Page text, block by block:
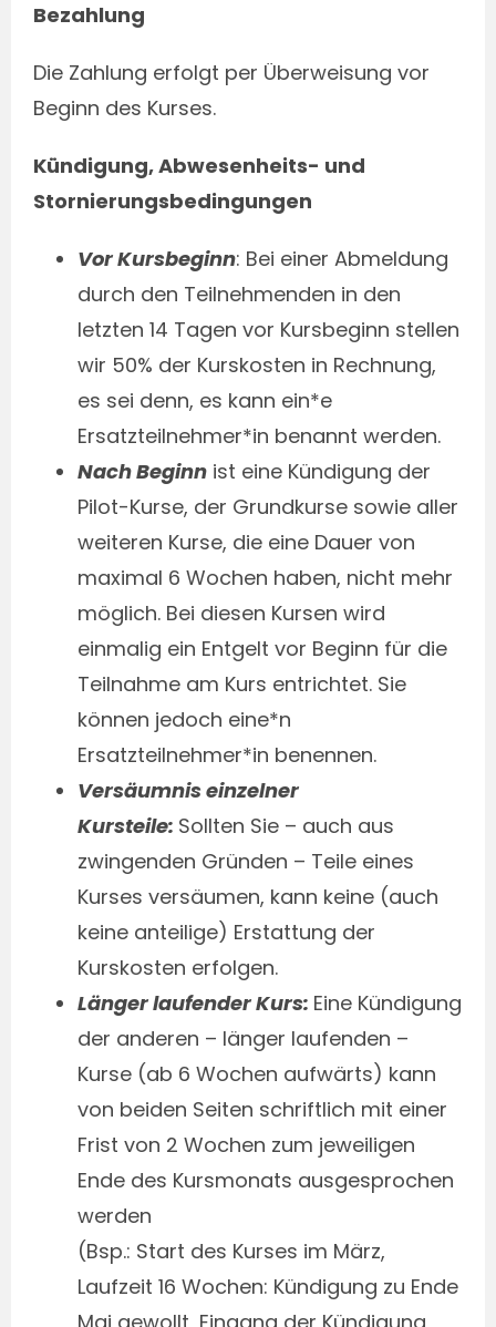
Bezahlung
Die Zahlung erfolgt per Überweisung vor
Beginn des Kurses.
Kündigung, Abwesenheits- und
Stornierungsbedingungen
Vor Kursbeginn: Bei einer Abmeldung
durch den Teilnehmenden in den
letzten 14 Tagen vor Kursbeginn stellen
wir 50% der Kurskosten in Rechnung,
es sei denn, es kann ein*e
Ersatzteilnehmer*in benannt werden.
Nach Beginn ist eine Kündigung der
Pilot-Kurse, der Grundkurse sowie aller
weiteren Kurse, die eine Dauer von
maximal 6 Wochen haben, nicht mehr
möglich. Bei diesen Kursen wird
einmalig ein Entgelt vor Beginn für die
Teilnahme am Kurs entrichtet. Sie
können jedoch eine*n
Ersatzteilnehmer*in benennen.
Versäumnis einzelner
Kursteile: Sollten Sie – auch aus
zwingenden Gründen – Teile eines
Kurses versäumen, kann keine (auch
keine anteilige) Erstattung der
Kurskosten erfolgen.
Länger laufender Kurs: Eine Kündigung
der anderen – länger laufenden –
Kurse (ab 6 Wochen aufwärts) kann
von beiden Seiten schriftlich mit einer
Frist von 2 Wochen zum jeweiligen
Ende des Kursmonats ausgesprochen
werden
(Bsp.: Start des Kurses im März,
Laufzeit 16 Wochen: Kündigung zu Ende